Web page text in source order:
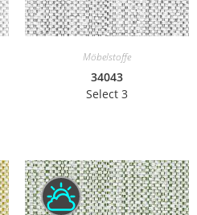
Möbelstoffe
34043
Select 3